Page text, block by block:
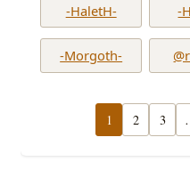
-HaletH- -
-Morgoth-
1 2 3